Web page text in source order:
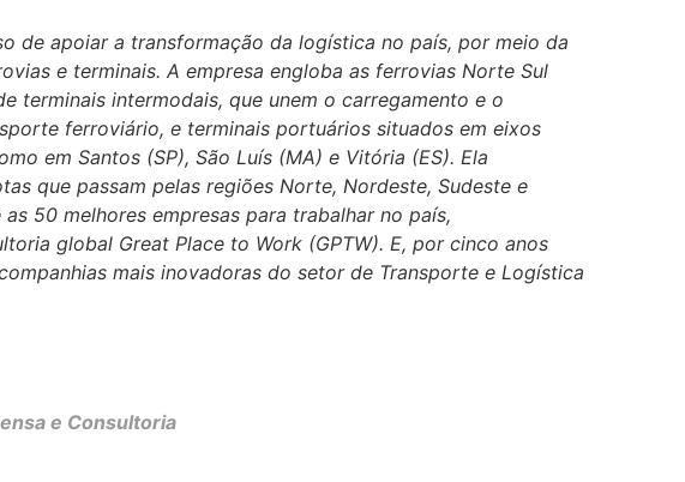
de apoiar a transformação da logística no país, por meio da
e terminais. A empresa engloba as ferrovias Norte Sul
terminais intermodais, que unem o carregamento e o
ferroviário, e terminais portuários situados em eixos
em Santos (SP), São Luís (MA) e Vitória (ES). Ela
que passam pelas regiões Norte, Nordeste, Sudeste e
50 melhores empresas para trabalhar no país,
global Great Place to Work (GPTW). E, por cinco anos
mais inovadoras do setor de Transporte e Logística
e Consultoria